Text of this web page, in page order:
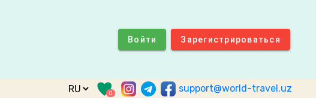
Войти Зарегистрироваться
0 support@world-travel.uz